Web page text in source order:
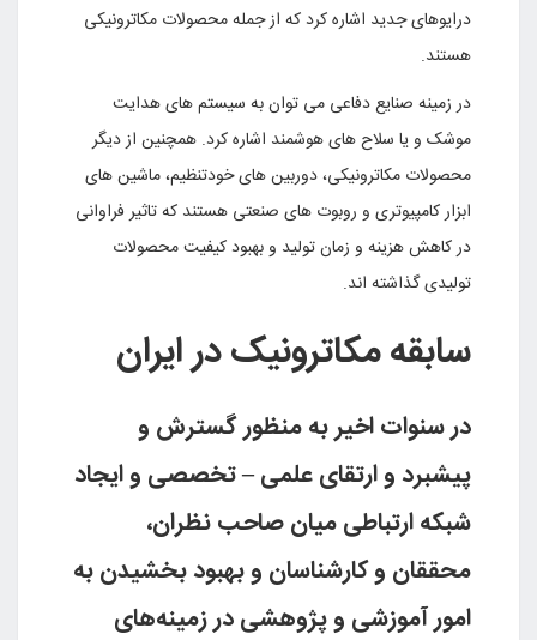
درایوهاى جدید اشاره کرد که از جمله محصولات مکاترونیکى
هستند.
در زمینه صنایع دفاعى مى توان به سیستم هاى هدایت
موشک و یا سلاح هاى هوشمند اشاره کرد. همچنین از دیگر
محصولات مکاترونیکى، دوربین هاى خودتنظیم، ماشین هاى
ابزار کامپیوترى و روبوت هاى صنعتى هستند که تاثیر فراوانى
در کاهش هزینه و زمان تولید و بهبود کیفیت محصولات
تولیدى گذاشته اند.
سابقه مکاترونیک در ایران
در سنوات اخیر به منظور گسترش و
پیشبرد و ارتقای علمی – تخصصی و ایجاد
شبکه ارتباطی میان صاحب نظران،
محققان و کارشناسان و بهبود بخشیدن به
امور آموزشی و پژوهشی در زمینه‌های